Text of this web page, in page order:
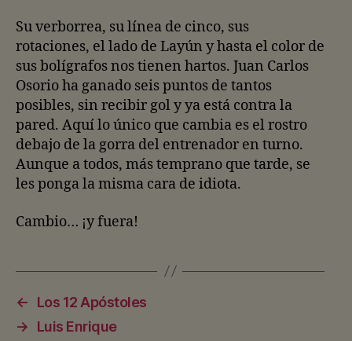
Su verborrea, su línea de cinco, sus
rotaciones, el lado de Layún y hasta el color de
sus bolígrafos nos tienen hartos. Juan Carlos
Osorio ha ganado seis puntos de tantos
posibles, sin recibir gol y ya está contra la
pared. Aquí lo único que cambia es el rostro
debajo de la gorra del entrenador en turno.
Aunque a todos, más temprano que tarde, se
les ponga la misma cara de idiota.
Cambio… ¡y fuera!
←
Los 12 Apóstoles
→
Luis Enrique